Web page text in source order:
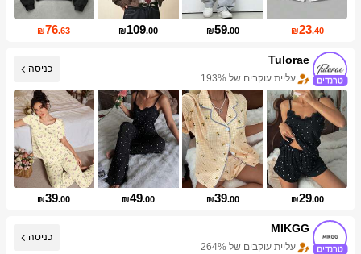
₪23.40
₪59.00
₪109.00
₪76.63
Tulorae
עליית עוקבים של 193%
עלייה במכירות 290%
כניסה
₪29.00
₪39.00
₪49.00
₪39.00
MIKGG
עליית עוקבים של 264%
כניסה